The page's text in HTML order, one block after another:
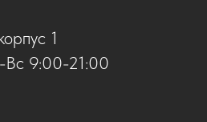
1
9:00-21:00